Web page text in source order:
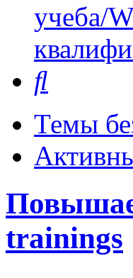
учеба/
Темы
trainings